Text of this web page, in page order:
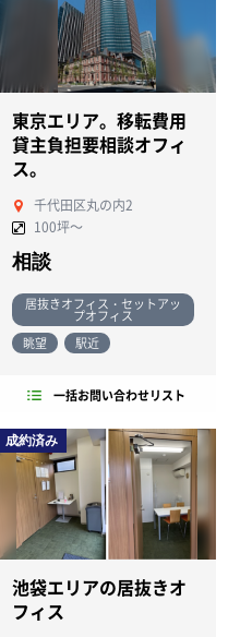
東京エリア。移転費用
貸主負担要相談オフィ
ス。
千代田区丸の内2
100坪～
相談
居抜きオフィス・セットアッ
プオフィス
眺望
駅近
一括お問い合わせリスト
成約済み
池袋エリアの居抜きオ
フィス